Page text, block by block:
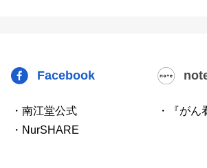
Facebook
・南江堂公式
・NurSHARE
・『がん